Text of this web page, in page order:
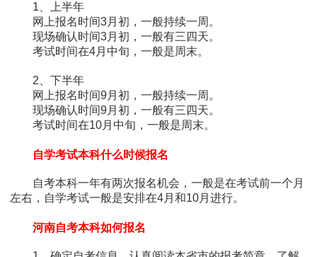
1、上半年
网上报名时间3月初，一般持续一周。
现场确认时间3月初，一般有三四天。
考试时间在4月中旬，一般是周末。
2、下半年
网上报名时间9月初，一般持续一周。
现场确认时间9月初，一般有三四天。
考试时间在10月中旬，一般是周末。
自学考试本科什么时候报名
自考本科一年有两次报名机会，一般是在考试前一个月
左右，自学考试一般是安排在4月和10月进行。
河南自考本科如何报名